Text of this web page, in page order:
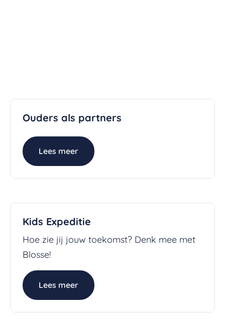
Ouders als partners
Lees meer
Kids Expeditie
Hoe zie jij jouw toekomst? Denk mee met
Blosse!
Lees meer